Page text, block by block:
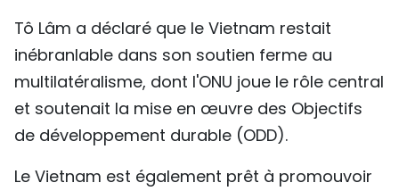
Tô Lâm a déclaré que le Vietnam restait
inébranlable dans son soutien ferme au
multilatéralisme, dont l'ONU joue le rôle central
et soutenait la mise en œuvre des Objectifs
de développement durable (ODD).
Le Vietnam est également prêt à promouvoir